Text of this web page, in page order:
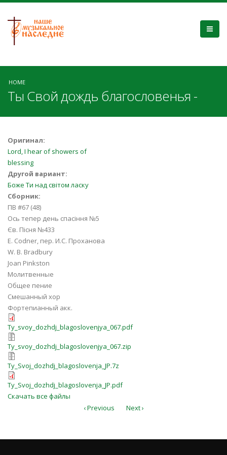
HOME
Ты Свой дождь благословенья -
Оригинал:
Lord, I hear of showers of
blessing
Другой вариант:
Боже Ти над світом ласку
Сборник:
ПВ #67 (48)
Ось тепер день спасіння №5
Єв. Пісня №433
E. Codner, пер. И.С. Проханова
W. B. Bradbury
Joan Pinkston
Молитвенные
Общее пение
Смешанный хор
Фортепианный акк.
Ty_svoy_dozhdj_blagoslovenjya_067.pdf
Ty_svoy_dozhdj_blagoslovenjya_067.zip
Ty_Svoj_dozhdj_blagoslovenja_JP.7z
Ty_Svoj_dozhdj_blagoslovenja_JP.7z
Ty_Svoj_dozhdj_blagoslovenja_JP.pdf
Ty_Svoj_dozhdj_blagoslovenja_JP.pdf
Скачать все файлы
‹ Previous
Next ›